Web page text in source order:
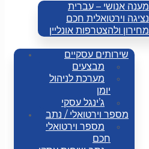
מענה אנושי – עברית
נציגה וירטואלית חכם
מחירון ולהצטרפות אונליין
שירותים עסקיים
מבצעים
מערכת לניהול
יומן
ג’ינגל עסקי
מספר וירטואלי / נתב
מספר וירטואלי
חכם